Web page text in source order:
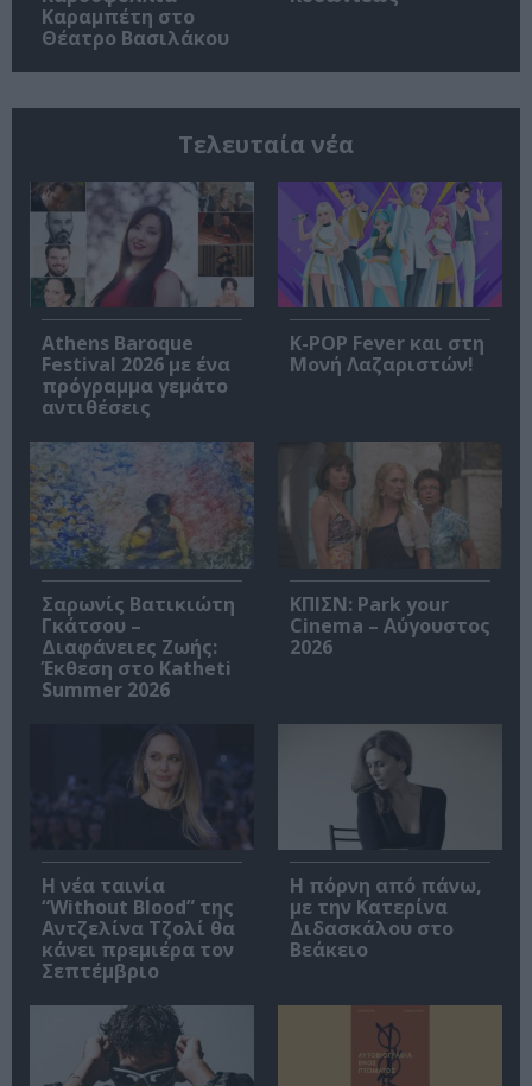
Καραμπέτη στο
Θέατρο Βασιλάκου
Τελευταία νέα
Athens Baroque
Festival 2026 με ένα
πρόγραμμα γεμάτο
αντιθέσεις
K-POP Fever και στη
Μονή Λαζαριστών!
Σαρωνίς Βατικιώτη
Γκάτσου –
Διαφάνειες Ζωής:
Έκθεση στο Katheti
Summer 2026
ΚΠΙΣΝ: Park your
Cinema – Αύγουστος
2026
Η νέα ταινία
“Without Blood” της
Αντζελίνα Τζολί θα
κάνει πρεμιέρα τον
Σεπτέμβριο
Η πόρνη από πάνω,
με την Κατερίνα
Διδασκάλου στο
Βεάκειο